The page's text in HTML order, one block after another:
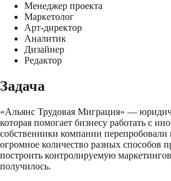
Менеджер проекта
Маркетолог
Арт-директор
Аналитик
Дизайнер
Редактор
Задача
«Альянс Трудовая Миграция» —
которая помогает бизнесу работать с
собственники компании
огромное количество разных способов
построить контролируемую
получилось.